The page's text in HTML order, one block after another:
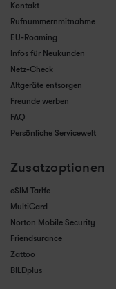
Kontakt
Rufnummernmitnahme
EU-Roaming
Infos für Neukunden
Netz-Check
Altgeräte entsorgen
Freunde werben
FAQ
Persönliche Servicewelt
Zusatzoptionen
eSIM Tarife
MultiCard
Norton Mobile Security
Friendsurance
Zattoo
BILDplus